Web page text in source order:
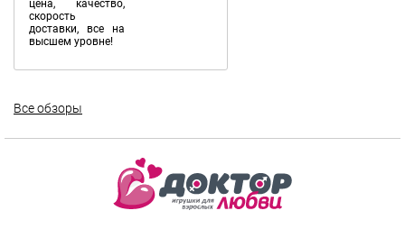
цена, качество,
скорость
доставки, все на
высшем уровне!